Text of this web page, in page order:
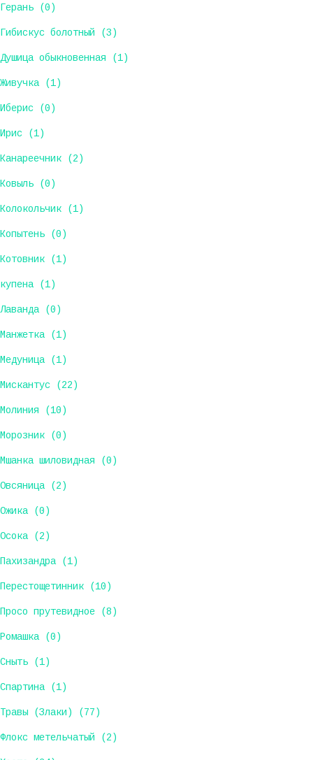
Герань (0)
Гибискус болотный (3)
Душица обыкновенная (1)
Живучка (1)
Иберис (0)
Ирис (1)
Канареечник (2)
Ковыль (0)
Колокольчик (1)
Копытень (0)
Котовник (1)
купена (1)
Лаванда (0)
Манжетка (1)
Медуница (1)
Мискантус (22)
Молиния (10)
Морозник (0)
Мшанка шиловидная (0)
Овсяница (2)
Ожика (0)
Осока (2)
Пахизандра (1)
Перестощетинник (10)
Просо прутевидное (8)
Ромашка (0)
Сныть (1)
Спартина (1)
Травы (Злаки) (77)
Флокс метельчатый (2)